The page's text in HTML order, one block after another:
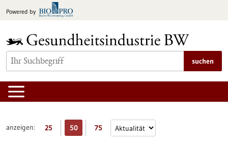
Inhalt
Powered by
suchen
anzeigen: 25 50 75